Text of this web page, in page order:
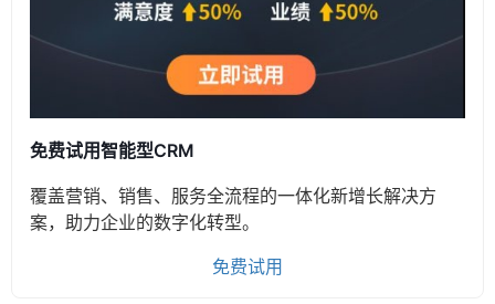
免费试用智能型CRM
覆盖营销、销售、服务全流程的一体化新增长解决方
案，助力企业的数字化转型。
免费试用